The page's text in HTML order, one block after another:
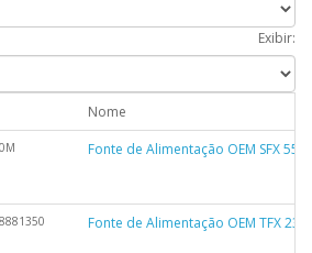
Exibir:
Nome
Fonte de Alimentação OEM SFX
Fonte de Alimentação OEM TFX